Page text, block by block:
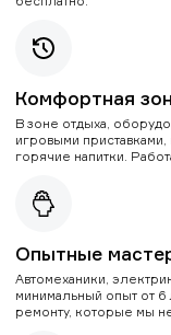
Комфортная
В зоне отдыха,
игровыми
горячие напитки.
Опытные
Автомеханики,
минимальный опыт от
ремонту, которые мы